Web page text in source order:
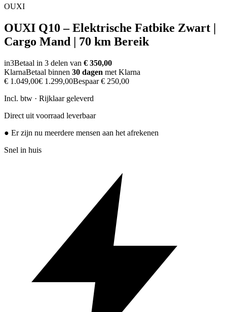
OUXI
OUXI Q10 – Elektrische Fatbike Zwart |
Cargo Mand | 70 km Bereik
in3Betaal in 3 delen van € 350,00
KlarnaBetaal binnen 30 dagen met Klarna
€ 1.049,00€ 1.299,00Bespaar€ 250,00
Incl. btw · Rijklaar geleverd
Direct uit voorraad leverbaar
● Er zijn nu meerdere mensen aan het afrekenen
Snel in huis